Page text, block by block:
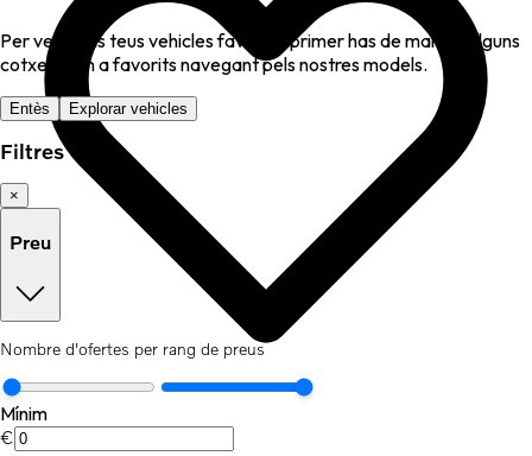
Per veure els teus vehicles favorits, primer has de marcar alguns
cotxes com a favorits navegant pels nostres models.
Entès Explorar vehicles
Filtres
×
Preu
Nombre d'ofertes per rang de preus
Mínim
€